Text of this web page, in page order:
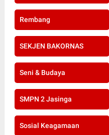
Rembang
SEKJEN BAKORNAS
Seni & Budaya
SMPN 2 Jasinga
Sosial Keagamaan